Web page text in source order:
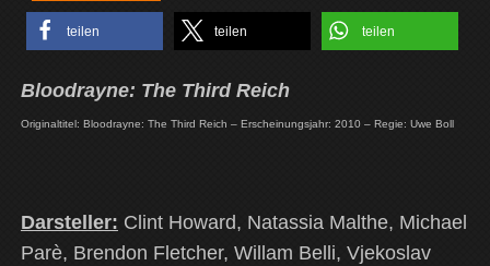
teilen teilen teilen
Bloodrayne: The Third Reich
Originaltitel: Bloodrayne: The Third Reich – Erscheinungsjahr: 2010 – Regie: Uwe Boll
Darsteller: Clint Howard, Natassia Malthe, Michael
Parè, Brendon Fletcher, Willam Belli, Vjekoslav